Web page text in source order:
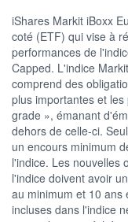
iShares Markit iBoxx
coté (ETF) qui vise à
performances de
Capped. L'indice
comprend des
plus importantes et
grade », émanant
dehors de celle-ci.
un encours minimum
l'indice. Les nouvelles
l'indice doivent avoir
au minimum et 10 ans
incluses dans l'indice